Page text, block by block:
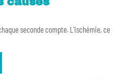
seconde compte. L'ischémie, ce